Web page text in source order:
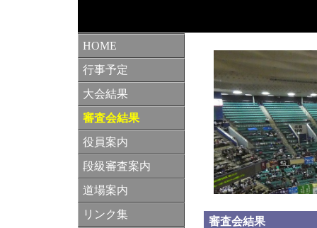
HOME
行事予定
大会結果
審査会結果
役員案内
段級審査案内
道場案内
リンク集
審査会結